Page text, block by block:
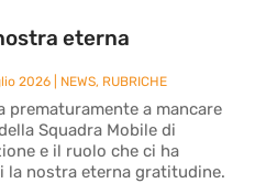
eterna
2026 NEWS, RUBRICHE
prematuramente a mancare
Squadra Mobile di
e il ruolo che ci ha
la nostra eterna gratitudine.